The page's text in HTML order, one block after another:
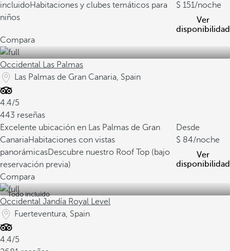
incluidoHabitaciones y clubes temáticos para
niños
151/noche
Ver
disponibilidad
Compara
Occidental Las Palmas
Las Palmas de Gran Canaria, Spain
4.4/5
443 reseñas
Excelente ubicación en Las Palmas de Gran
CanariaHabitaciones con vistas
panorámicasDescubre nuestro Roof Top (bajo
reservación previa)
Desde
84/noche
Ver
disponibilidad
Compara
Todo incluido
Occidental Jandía Royal Level
Fuerteventura, Spain
4.4/5